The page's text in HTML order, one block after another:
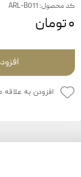
کد محصول: ARL-B011
۰ تومان
افزودن به علاقه